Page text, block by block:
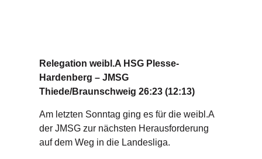
Relegation weibl.A HSG Plesse-
Hardenberg – JMSG
Thiede/Braunschweig 26:23 (12:13)
Am letzten Sonntag ging es für die weibl.A
der JMSG zur nächsten Herausforderung
auf dem Weg in die Landesliga.